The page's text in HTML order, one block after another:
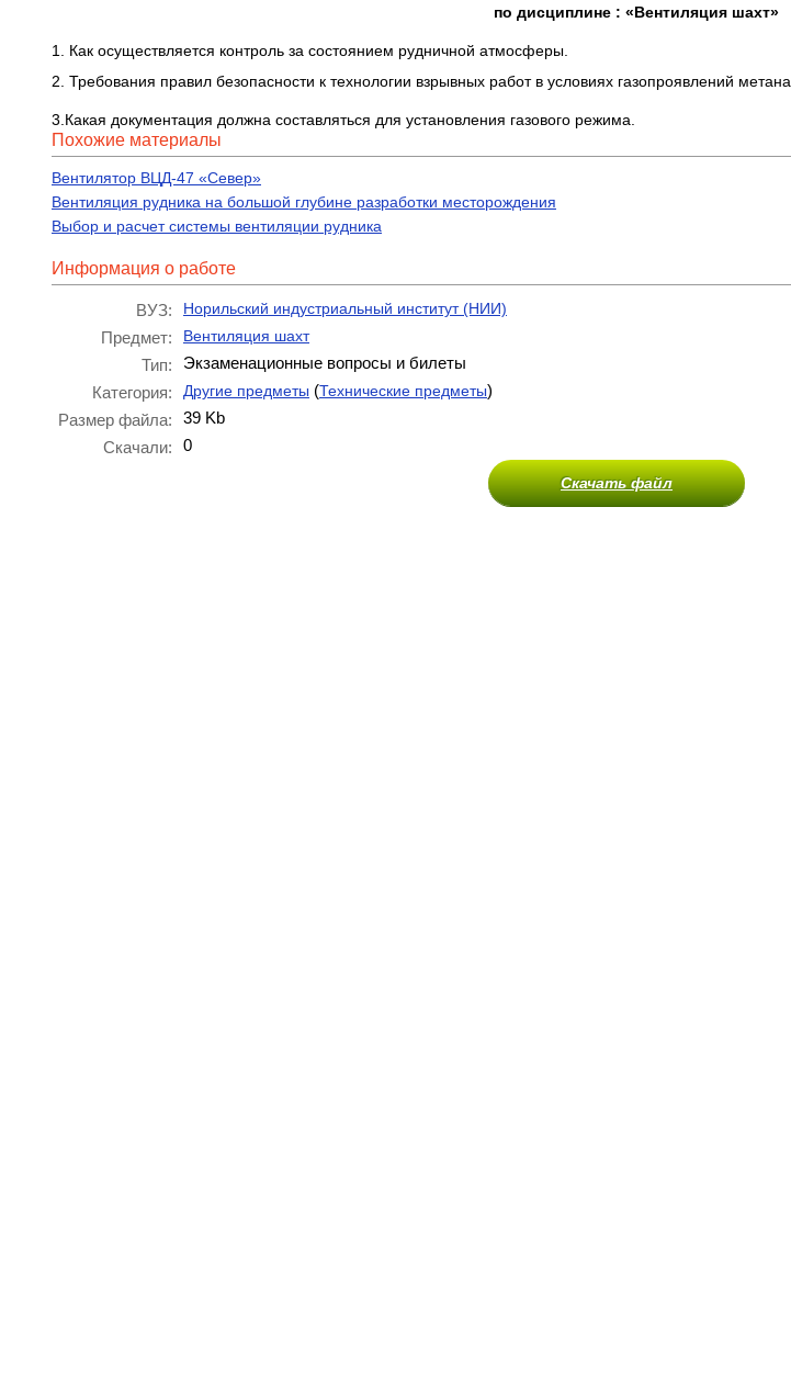
по дисциплине : «Вентиляция шахт»
1. Как осуществляется контроль за состоянием рудничной атмосферы.
2. Требования правил безопасности к технологии взрывных работ в условиях газопроявлений метана.
3.Какая документация должна составляться для установления газового режима.
Похожие материалы
Вентилятор ВЦД-47 «Север»
Вентиляция рудника на большой глубине разработки месторождения
Выбор и расчет системы вентиляции рудника
Информация о работе
ВУЗ: Норильский индустриальный институт (НИИ)
Предмет: Вентиляция шахт
Тип:
Экзаменационные вопросы и билеты
Категория:
Другие предметы (Технические предметы)
Размер файла:
39 Kb
Скачали:
0
Скачать файл